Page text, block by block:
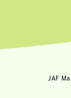
JAF